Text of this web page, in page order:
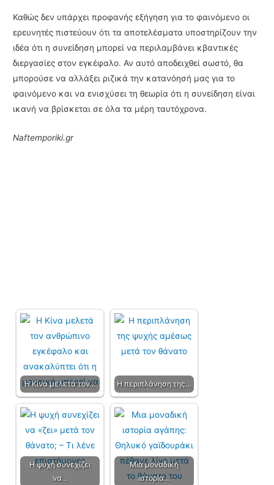
Καθώς δεν υπάρχει προφανής εξήγηση για το φαινόμενο οι
ερευνητές πιστεύουν ότι τα αποτελέσματα υποστηρίζουν την
ιδέα ότι η συνείδηση μπορεί να περιλαμβάνει κβαντικές
διεργασίες στον εγκέφαλο. Αν αυτό αποδειχθεί σωστό, θα
μπορούσε να αλλάξει ριζικά την κατανόησή μας για το
φαινόμενο και να ενισχύσει τη θεωρία ότι η συνείδηση είναι
ικανή να βρίσκεται σε όλα τα μέρη ταυτόχρονα.
Naftemporiki.gr
Η Κίνα μελετά τον… Η περιπλάνηση της…
Η ψυχή συνεχίζει
να…
Μια μοναδική
ιστορία…